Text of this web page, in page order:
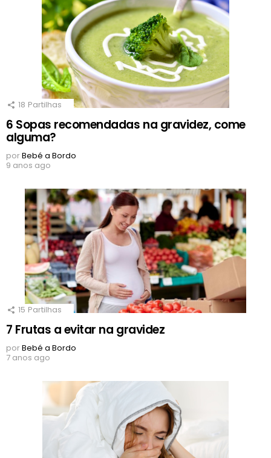
18 Partilhas
6 Sopas recomendadas na gravidez, come
alguma?
porBebé a Bordo
9 anos ago
15 Partilhas
7 Frutas a evitar na gravidez
porBebé a Bordo
7 anos ago